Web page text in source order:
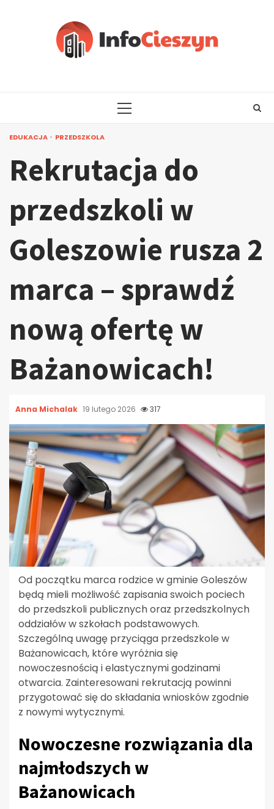
PRIMARY
EDUKACJA PRZEDSZKOLA
Rekrutacja do
przedszkoli w
Goleszowie rusza 2
marca – sprawdź
nową ofertę w
Bażanowicach!
Anna Michalak 19 lutego 2026 317
Od początku marca rodzice w gminie Goleszów
będą mieli możliwość zapisania swoich pociech
do przedszkoli publicznych oraz przedszkolnych
oddziałów w szkołach podstawowych.
Szczególną uwagę przyciąga przedszkole w
Bażanowicach, które wyróżnia się
nowoczesnością i elastycznymi godzinami
otwarcia. Zainteresowani rekrutacją powinni
przygotować się do składania wniosków zgodnie
z nowymi wytycznymi.
Nowoczesne rozwiązania dla
najmłodszych w
Bażanowicach